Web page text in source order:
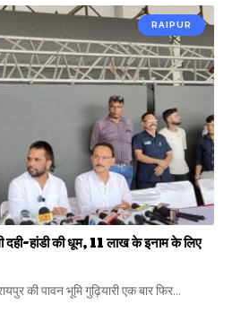
RAIPUR
दही-हांडी की धूम, 11 लाख के इनाम के लिए
की पावन भूमि गुढ़ियारी एक बार फिर…